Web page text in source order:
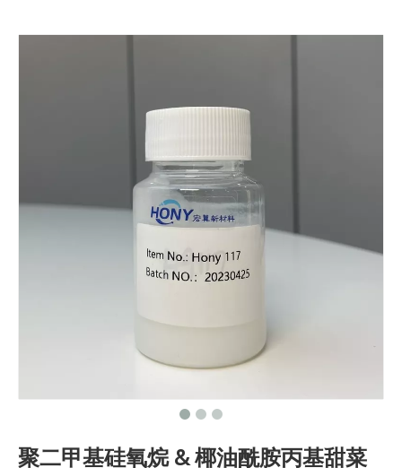
聚二甲基硅氧烷 & 椰油酰胺丙基甜菜